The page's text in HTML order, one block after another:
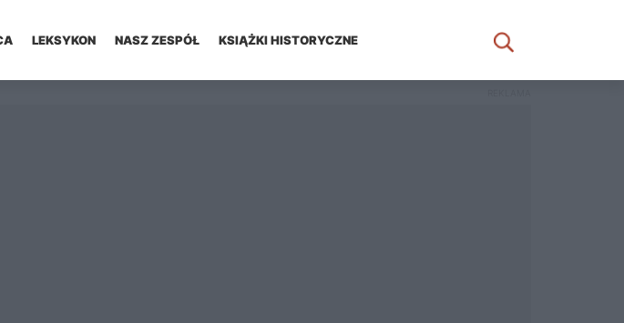
LEKSYKON NASZ ZESPÓŁ KSIĄŻKI HISTORYCZNE